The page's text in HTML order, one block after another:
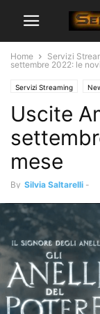
Home Servizi
settembre 2022: le
Servizi Streaming
Uscite
mese
By Silvia Saltarelli -